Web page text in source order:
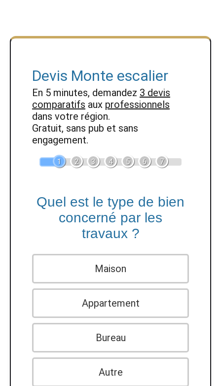
Devis Monte escalier
En 5 minutes, demandez 3 devis
comparatifs aux professionnels
dans votre région.
Gratuit, sans pub et sans
engagement.
1 2 3 4 5 6 7
Quel est le type de bien
concerné par les
travaux ?
Maison
Appartement
Bureau
Autre